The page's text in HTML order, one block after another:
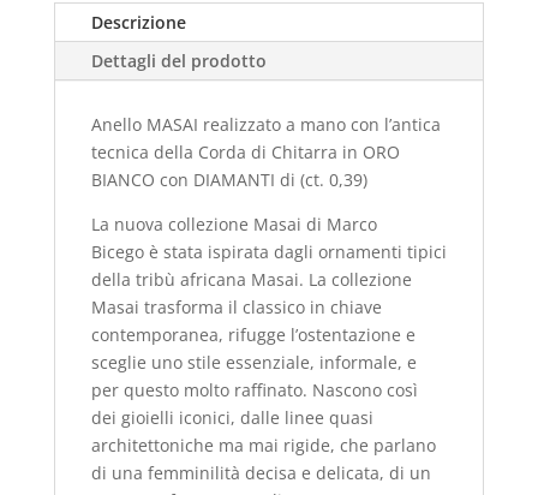
Descrizione
Dettagli del prodotto
Anello MASAI realizzato a mano con l’antica
tecnica della Corda di Chitarra in ORO
BIANCO con DIAMANTI di (ct. 0,39)
La nuova collezione Masai di Marco
Bicego è stata ispirata dagli ornamenti tipici
della tribù africana Masai. La collezione
Masai trasforma il classico in chiave
contemporanea, rifugge l’ostentazione e
sceglie uno stile essenziale, informale, e
per questo molto raffinato. Nascono così
dei gioielli iconici, dalle linee quasi
architettoniche ma mai rigide, che parlano
di una femminilità decisa e delicata, di un